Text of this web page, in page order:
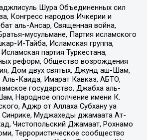
Шура Объединенных сил
Конгресс народов Ичкерии и
аль-Ансар, Священная война,
мусульмане, Партия исламского
И-Тайба, Исламская группа,
партия Туркестана,
реформ, Общество возрождения
Дом двух святых, Джунд аш-Шам,
Каида, Имарат Кавказ, АБТО,
государство, Джабха аль-
Народное ополчение имени К.
Аджр от Аллаха Субхану уа
Синрике, Муджахеды джамаата Ат-
Чистопольский Джамаат, Рохнамо
Террористическое сообщество